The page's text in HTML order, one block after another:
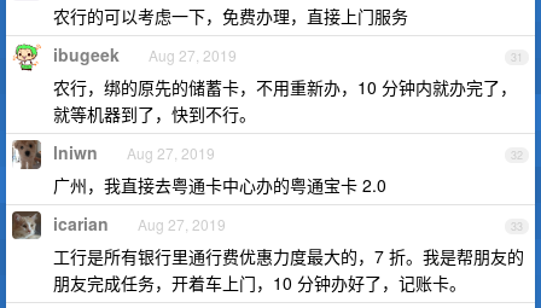
农行的可以考虑一下，免费办理，直接上门服务
31
ibugeek Aug 27, 2019
农行，绑的原先的储蓄卡，不用重新办，10 分钟内就办完了，
就等机器到了，快到不行。
32
lniwn Aug 27, 2019
广州，我直接去粤通卡中心办的粤通宝卡 2.0
33
icarian Aug 27, 2019
工行是所有银行里通行费优惠力度最大的，7 折。我是帮朋友的
朋友完成任务，开着车上门，10 分钟办好了，记账卡。